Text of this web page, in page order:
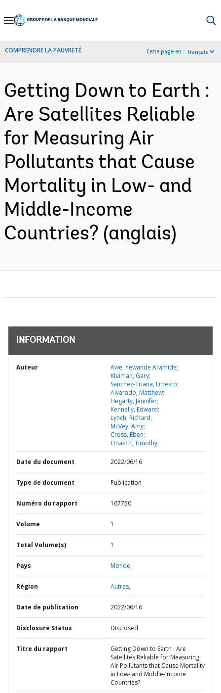
Skip
Navigation
COMPRENDRE LA PAUVRETÉ Cette page en : Français
Getting Down to Earth :
Are Satellites Reliable
for Measuring Air
Pollutants that Cause
Mortality in Low- and
Middle-Income
Countries? (anglais)
INFORMATION
Auteur
Awe, Yewande Aramide;
Kleiman, Gary;
Sanchez-Triana, Ernesto;
Alvarado, Matthew;
Hegarty, Jennifer;
Kennelly, Edward;
Lynch, Richard;
McVey, Amy;
Cross, Eben;
Onasch, Timothy;
Date du document 2022/06/16
Type de document Publication
Numéro du rapport 167750
Volume 1
Total Volume(s) 1
Pays Monde,
Région Autres,
Date de publication 2022/06/16
Disclosure Status Disclosed
Titre du rapport
Getting Down to Earth : Are
Satellites Reliable for Measuring
Air Pollutants that Cause Mortality
in Low- and Middle-Income
Countries?